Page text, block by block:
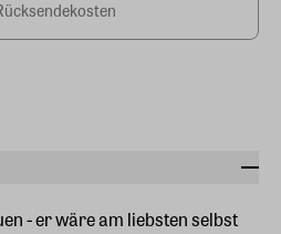
- er wäre am liebsten selbst